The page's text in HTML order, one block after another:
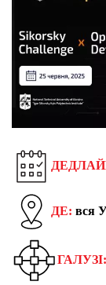
ДЕ: вся
ГАЛУЗІ: